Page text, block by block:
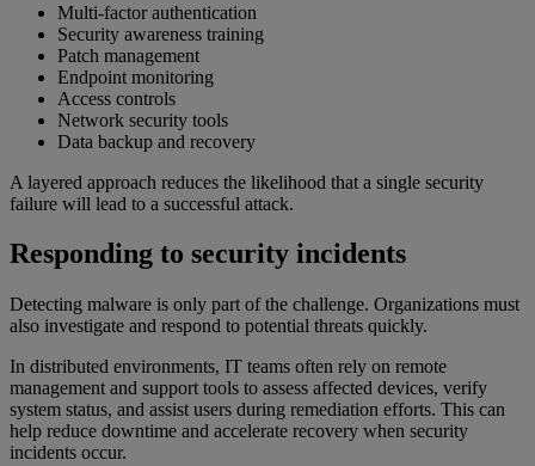
Multi-factor authentication
Security awareness training
Patch management
Endpoint monitoring
Access controls
Network security tools
Data backup and recovery
A layered approach reduces the likelihood that a single security
failure will lead to a successful attack.
Responding to security incidents
Detecting malware is only part of the challenge. Organizations must
also investigate and respond to potential threats quickly.
In distributed environments, IT teams often rely on remote
management and support tools to assess affected devices, verify
system status, and assist users during remediation efforts. This can
help reduce downtime and accelerate recovery when security
incidents occur.